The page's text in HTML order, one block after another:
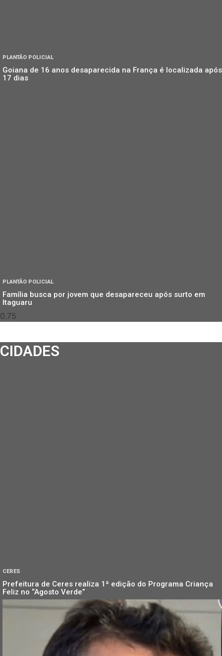
PLANTÃO POLICIAL
Goiana de 16 anos desaparecida na França é localizada após
17 dias
PLANTÃO POLICIAL
Família busca por jovem que desapareceu após surto em
Itaguaru
CIDADES
CERES
Prefeitura de Ceres realiza 1ª edição do Programa Criança
Feliz no “Agosto Verde”